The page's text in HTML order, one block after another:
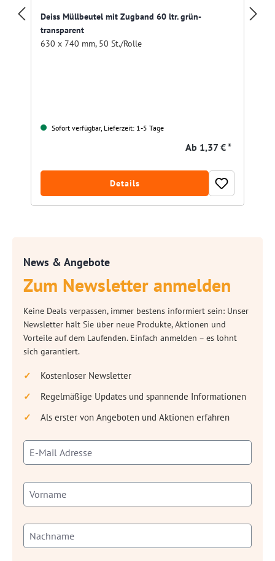
Deiss Müllbeutel mit Zugband 60 ltr. grün-
transparent
630 x 740 mm, 50 St./Rolle
Sofort verfügbar, Lieferzeit: 1-5 Tage
Ab 1,37 € *
Details
News & Angebote
Zum Newsletter anmelden
Keine Deals verpassen, immer bestens informiert sein: Unser
Newsletter hält Sie über neue Produkte, Aktionen und
Vorteile auf dem Laufenden. Einfach anmelden – es lohnt
sich garantiert.
Kostenloser Newsletter
Regelmäßige Updates und spannende Informationen
Als erster von Angeboten und Aktionen erfahren